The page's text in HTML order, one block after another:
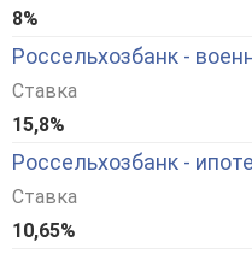
8%
Россельхозбанк -
Ставка
15,8%
Россельхозбанк -
Ставка
10,65%